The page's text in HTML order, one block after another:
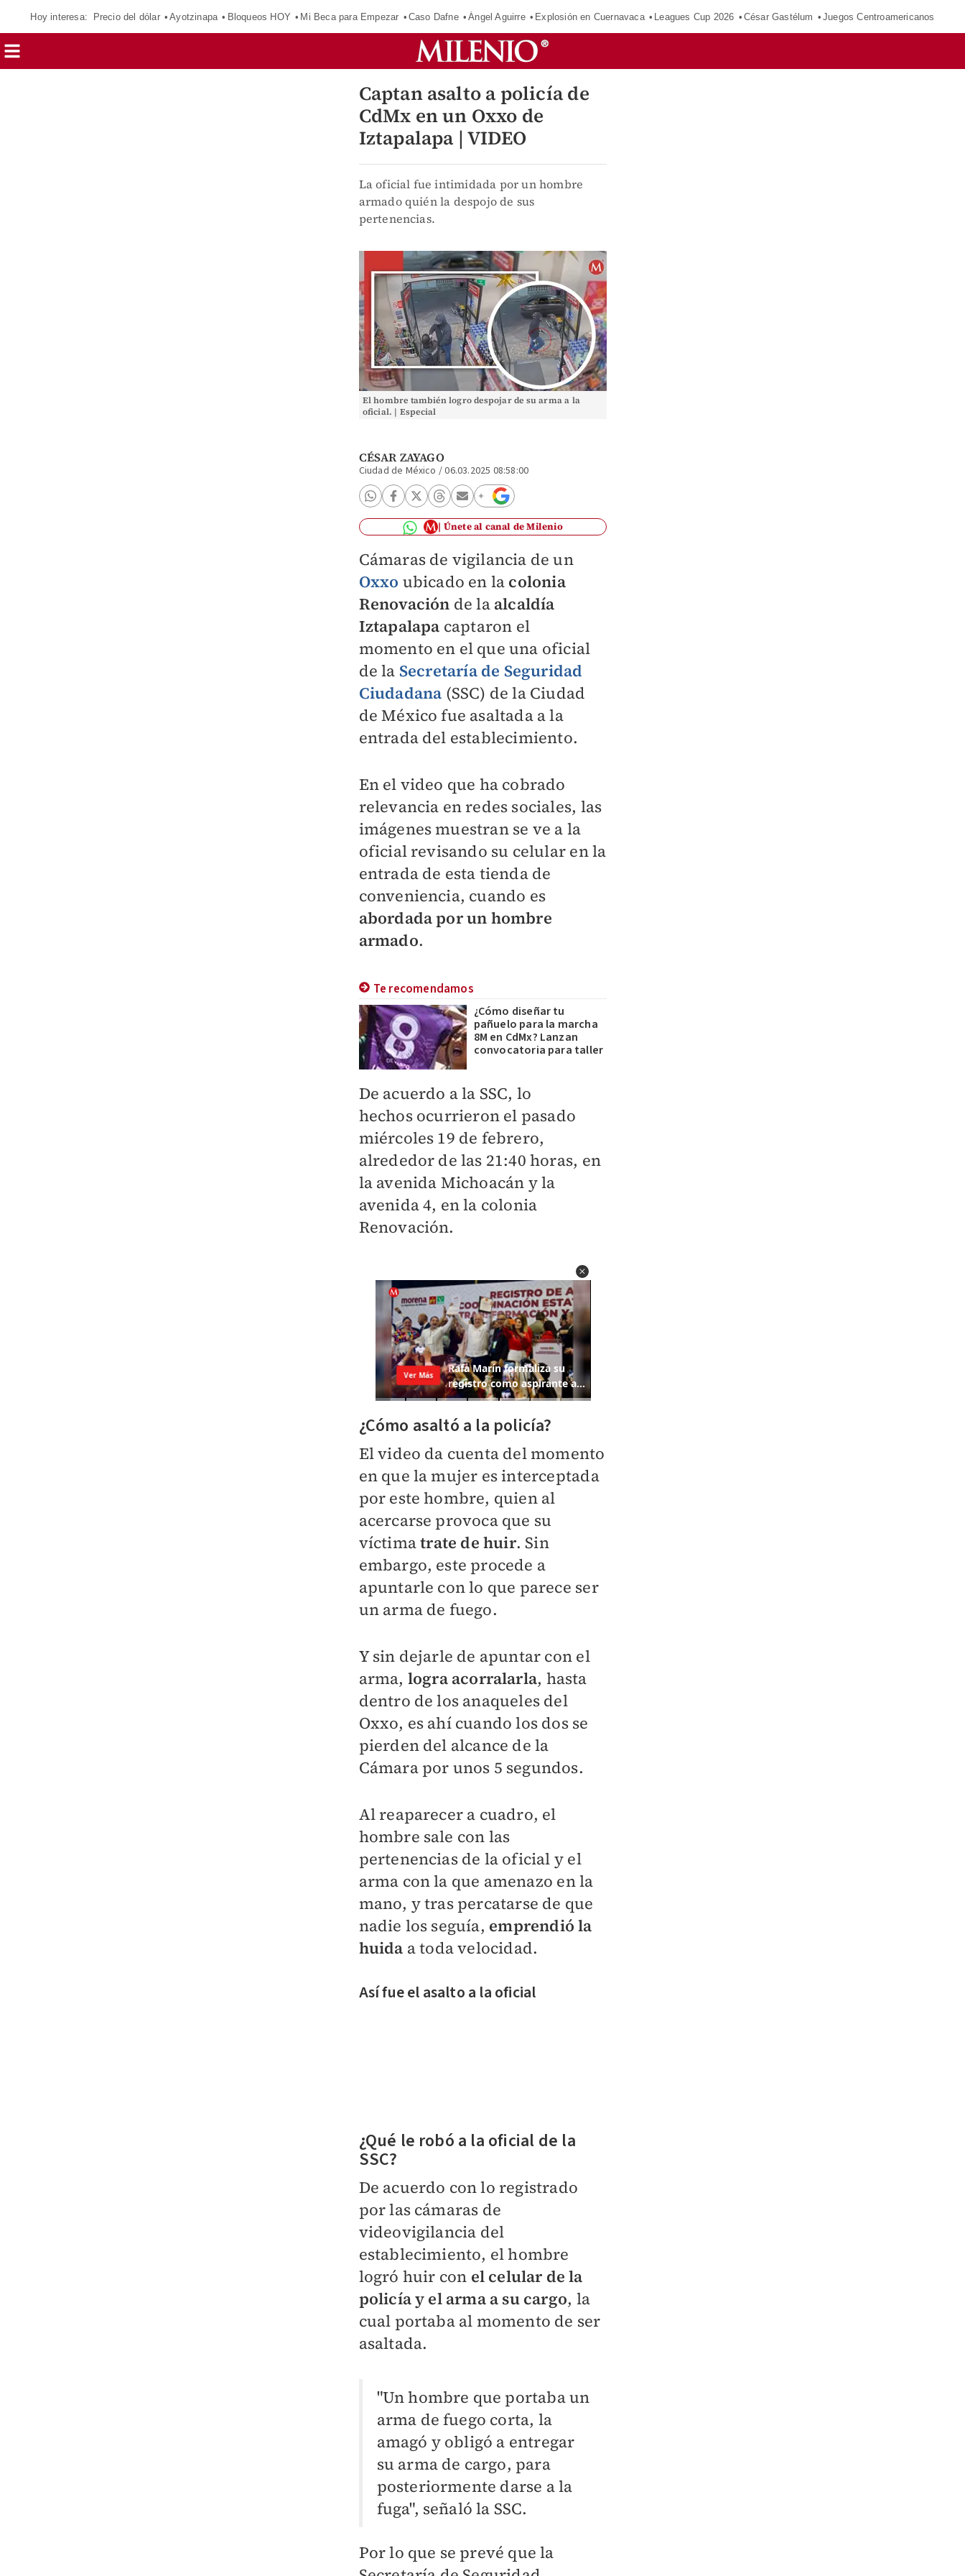
Hoy interesa: Precio del dólar Ayotzinapa Bloqueos HOY Mi Beca para Empezar Caso Dafne Ángel Aguirre Explosión en Cuernavaca Leagues Cup 2026 César Gastélum Juegos Centroamericanos
Captan asalto a policía de
CdMx en un Oxxo de
Iztapalapa | VIDEO
La oficial fue intimidada por un hombre
armado quién la despojo de sus
pertenencias.
El hombre también logro despojar de su arma a la
oficial. | Especial
CÉSAR ZAYAGO
Ciudad de México /06.03.2025 08:58:00
Únete al canal de Milenio
Cámaras de vigilancia de un
Oxxo ubicado en la colonia
Renovación de la alcaldía
Iztapalapa captaron el
momento en el que una oficial
de la Secretaría de Seguridad
Ciudadana (SSC) de la Ciudad
de México fue asaltada a la
entrada del establecimiento.
En el video que ha cobrado
relevancia en redes sociales, las
imágenes muestran se ve a la
oficial revisando su celular en la
entrada de esta tienda de
conveniencia, cuando es
abordada por un hombre
armado.
Te recomendamos
¿Cómo diseñar tu
pañuelo para la marcha
8M en CdMx? Lanzan
convocatoria para taller
De acuerdo a la SSC, lo
hechos ocurrieron el pasado
miércoles 19 de febrero,
alrededor de las 21:40 horas, en
la avenida Michoacán y la
avenida 4, en la colonia
Renovación.
¿Cómo asaltó a la policía?
El video da cuenta del momento
en que la mujer es interceptada
por este hombre, quien al
acercarse provoca que su
víctimatrate de huir. Sin
embargo, este procede a
apuntarle con lo que parece ser
un arma de fuego.
Y sin dejarle de apuntar con el
arma, logra acorralarla, hasta
dentro de los anaqueles del
Oxxo, es ahí cuando los dos se
pierden del alcance de la
Cámara por unos 5 segundos.
Al reaparecer a cuadro, el
hombre sale con las
pertenencias de la oficial y el
arma con la que amenazo en la
mano, y tras percatarse de que
nadie los seguía, emprendió la
huida a toda velocidad.
Así fue el asalto a la oficial
¿Qué le robó a la oficial de la
SSC?
De acuerdo con lo registrado
por las cámaras de
videovigilancia del
establecimiento, el hombre
logró huir con el celular de la
policía y el arma a su cargo, la
cual portaba al momento de ser
asaltada.
"Un hombre que portaba un
arma de fuego corta, la
amagó y obligó a entregar
su arma de cargo, para
posteriormente darse a la
fuga", señaló la SSC.
Por lo que se prevé que la